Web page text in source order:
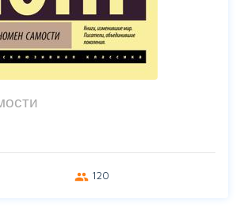
group 120